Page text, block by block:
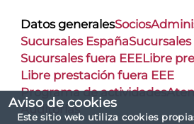
Aviso de cookies
Este sitio web utiliza cookies
Datos generalesSocios
Sucursales EspañaSucursales
Sucursales fuera EEELibre
Libre prestación fuera EEE
Programa de actividades
Auditorías